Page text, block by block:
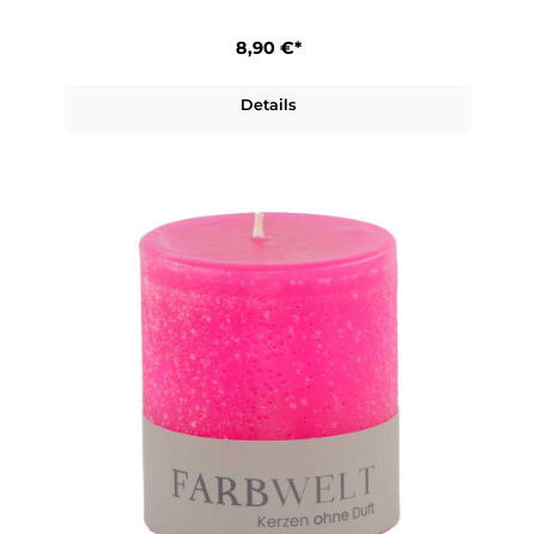
8,90 €*
Details